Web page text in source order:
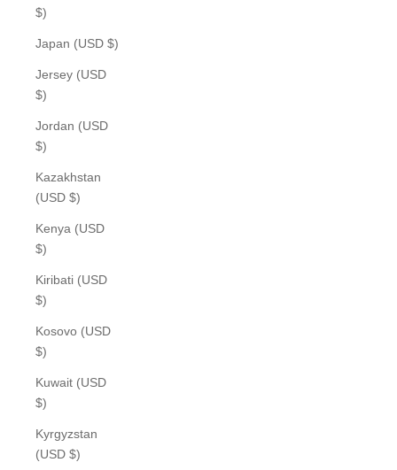
$)
Japan (USD $)
Jersey (USD
$)
Jordan (USD
$)
Kazakhstan
(USD $)
Kenya (USD
$)
Kiribati (USD
$)
Kosovo (USD
$)
Kuwait (USD
$)
Kyrgyzstan
(USD $)